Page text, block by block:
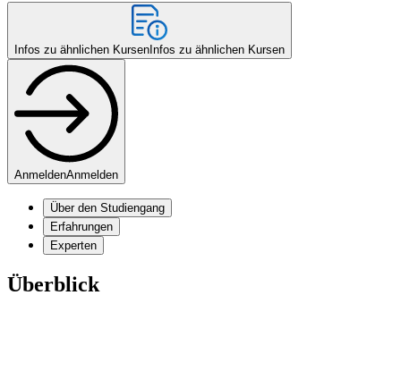
Infos zu ähnlichen Kursen Infos zu ähnlichen Kursen
AnmeldenAnmelden
Über den Studiengang
Erfahrungen
Experten
Überblick